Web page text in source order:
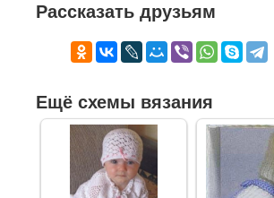
Рассказать друзьям
Ещё схемы вязания